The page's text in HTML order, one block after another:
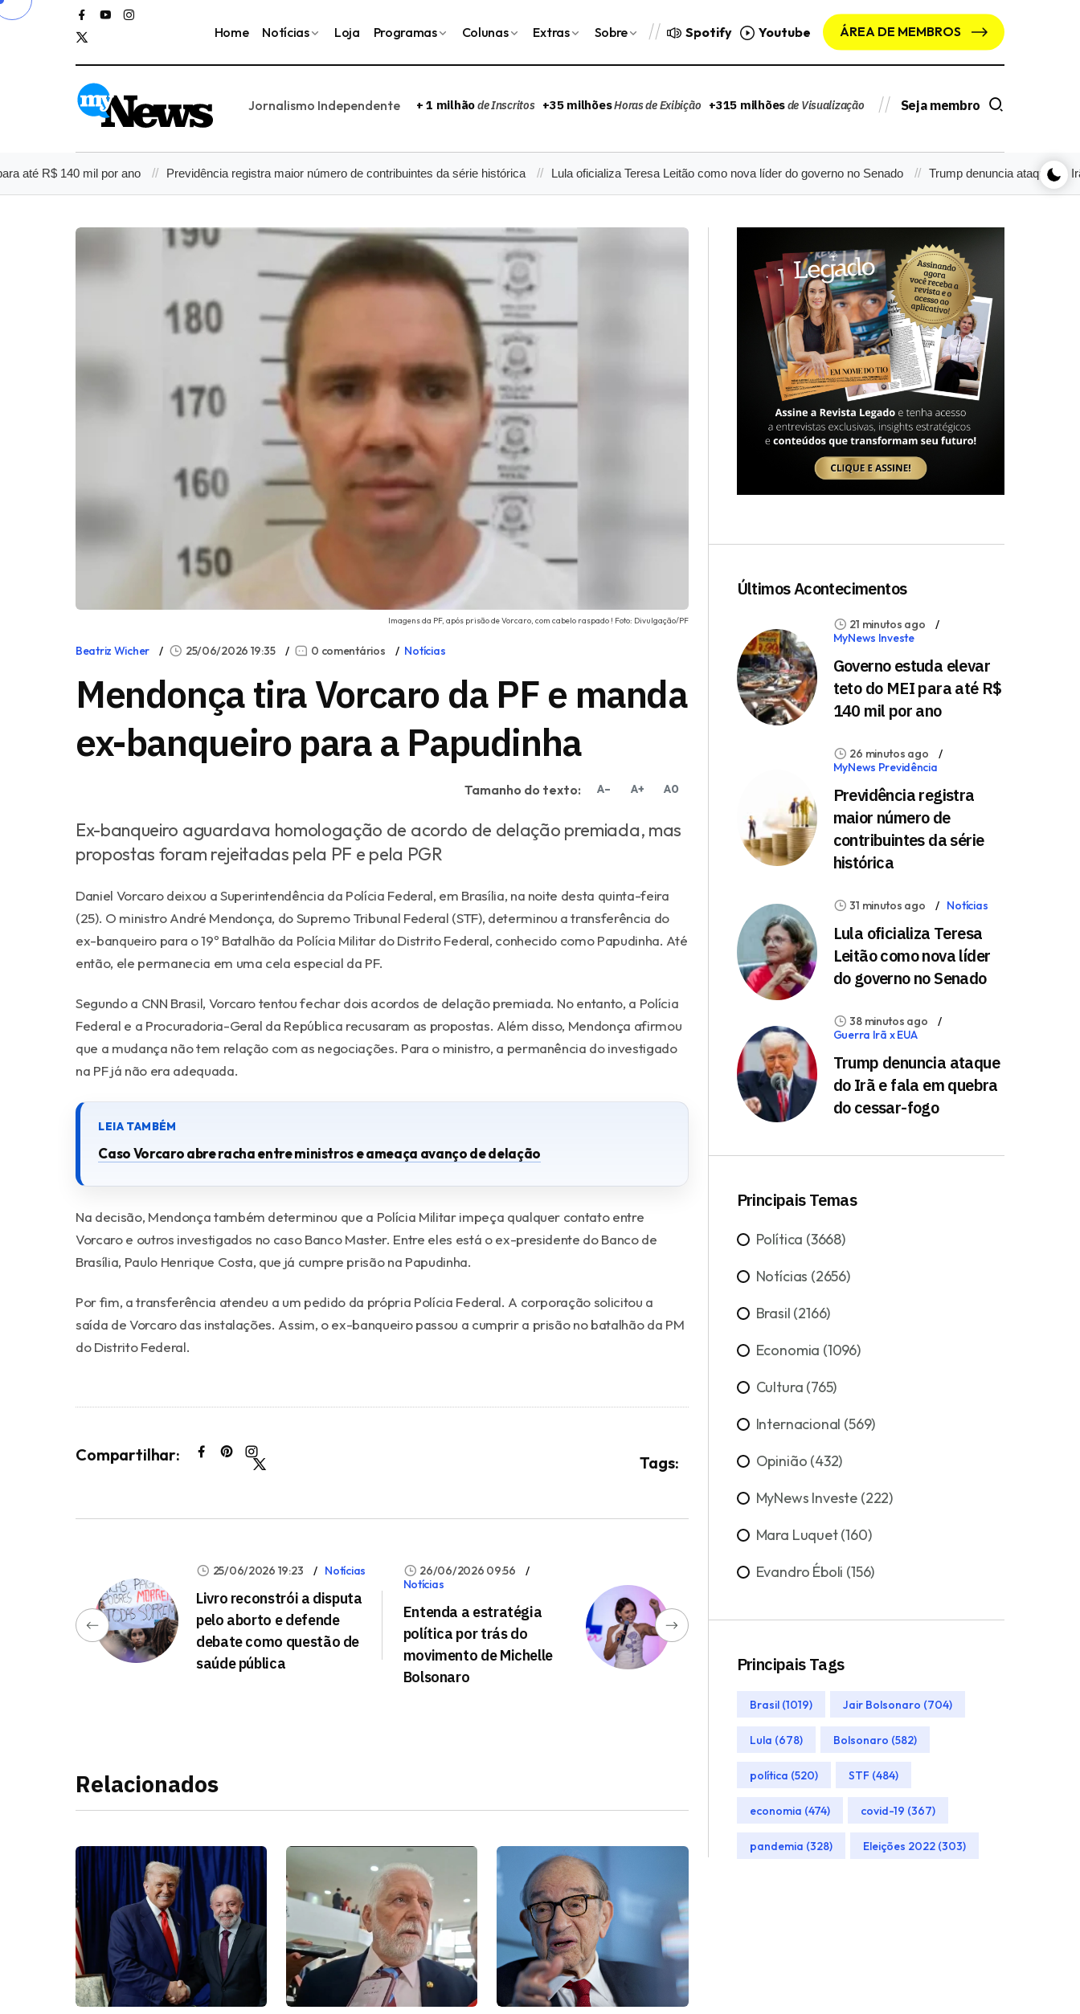
Home Notícias Loja Programas Colunas Extras Sobre Spotify Youtube ÁREA DE MEMBROS
Jornalismo Independente + 1 milhãode Inscritos +35 milhõesHoras de Exibição +315 milhõesde Visualização Seja membro
140 mil por ano Previdência registra maior número de contribuintes da série histórica Lula oficializa Teresa Leitão como nova líder do governo no Senado Trump denuncia ataque do Irã e fala
Imagens da PF, após prisão de Vorcaro, com cabelo raspado ! Foto: Divulgação/PF
Beatriz Wicher 25/06/2026 19:35 0 comentários Notícias
Mendonça tira Vorcaro da PF e manda
ex-banqueiro para a Papudinha
Tamanho do texto: A– A+ A0
Ex-banqueiro aguardava homologação de acordo de delação premiada, mas
propostas foram rejeitadas pela PF e pela PGR
Daniel Vorcaro deixou a Superintendência da Polícia Federal, em Brasília, na noite desta quinta-feira
(25). O ministro André Mendonça, do Supremo Tribunal Federal (STF), determinou a transferência do
ex-banqueiro para o 19º Batalhão da Polícia Militar do Distrito Federal, conhecido como Papudinha. Até
então, ele permanecia em uma cela especial da PF.
Segundo a CNN Brasil, Vorcaro tentou fechar dois acordos de delação premiada. No entanto, a Polícia
Federal e a Procuradoria-Geral da República recusaram as propostas. Além disso, Mendonça afirmou
que a mudança não tem relação com as negociações. Para o ministro, a permanência do investigado
na PF já não era adequada.
Caso Vorcaro abre racha entre ministros e ameaça avanço de delação
Na decisão, Mendonça também determinou que a Polícia Militar impeça qualquer contato entre
Vorcaro e outros investigados no caso Banco Master. Entre eles está o ex-presidente do Banco de
Brasília, Paulo Henrique Costa, que já cumpre prisão na Papudinha.
Por fim, a transferência atendeu a um pedido da própria Polícia Federal. A corporação solicitou a
saída de Vorcaro das instalações. Assim, o ex-banqueiro passou a cumprir a prisão no batalhão da PM
do Distrito Federal.
Compartilhar: Tags:
25/06/2026 19:23 Notícias
Livro reconstrói a disputa
pelo aborto e defende
debate como questão de
saúde pública
26/06/2026 09:56
Notícias
Entenda a estratégia
política por trás do
movimento de Michelle
Bolsonaro
Relacionados
Últimos Acontecimentos
21 minutos ago
MyNews Investe
Governo estuda elevar
teto do MEI para até R$
140 mil por ano
26 minutos ago
MyNews Previdência
Previdência registra
maior número de
contribuintes da série
histórica
31 minutos ago Notícias
Lula oficializa Teresa
Leitão como nova líder
do governo no Senado
38 minutos ago
Guerra Irã x EUA
Trump denuncia ataque
do Irã e fala em quebra
do cessar-fogo
Principais Temas
Política (3668)
Notícias (2656)
Brasil (2166)
Economia (1096)
Cultura (765)
Internacional (569)
Opinião (432)
MyNews Investe (222)
Mara Luquet (160)
Evandro Éboli (156)
Principais Tags
Brasil (1019) Jair Bolsonaro (704)
Lula (678) Bolsonaro (582)
política (520) STF (484)
economia (474) covid-19 (367)
pandemia (328) Eleições 2022 (303)